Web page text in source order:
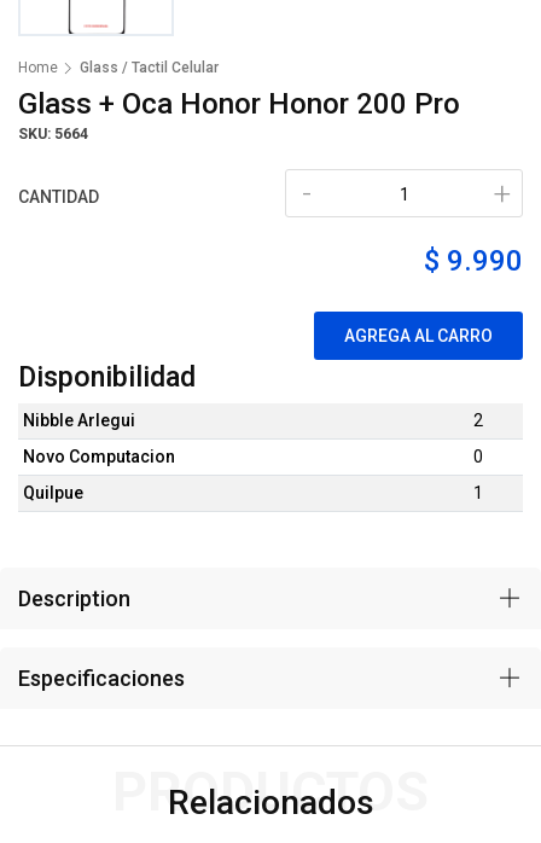
Home Glass / Tactil Celular
Glass + Oca Honor Honor 200 Pro
SKU: 5664
CANTIDAD +
-
$ 9.990
AGREGA AL CARRO
Disponibilidad
Nibble Arlegui
2
Novo Computacion
0
Quilpue
1
Description
Especificaciones
Relacionados
PRODUCTOS